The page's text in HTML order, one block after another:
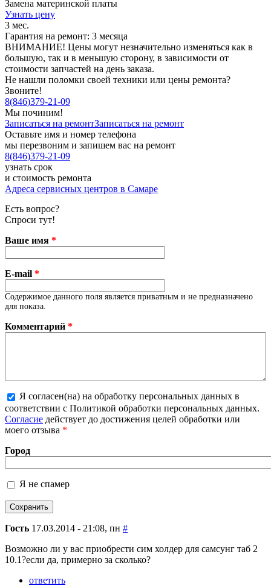
Замена материнской платы
Узнать цену
3 мес.
Гарантия на ремонт: 3 месяца
ВНИМАНИЕ! Цены могут незначительно изменяться как в
большую, так и в меньшую сторону, в зависимости от
стоимости запчастей на день заказа.
Не нашли поломки своей техники или цены ремонта?
Звоните!
8(846)379-21-09
Мы починим!
Записаться на ремонтЗаписаться на ремонт
Оставьте имя и номер телефона
мы перезвоним и запишем вас на ремонт
8(846)379-21-09
узнать срок
и стоимость ремонта
Адреса сервисных центров в Самаре
Есть вопрос?
Спроси тут!
Ваше имя *
E-mail *
Содержимое данного поля является приватным и не предназначено
для показа.
Комментарий *
Более подробная информация о текстовых
форматах
Я согласен(на) на обработку персональных данных в
соответствии с Политикой обработки персональных данных.
Согласие действует до достижения целей обработки или
моего отзыва *
Город
Я не спамер
Я спамер
Гость 17.03.2014 - 21:08, пн #
Возможно ли у вас приобрести сим холдер для самсунг таб 2
10.1?если да, примерно за сколько?
ответить